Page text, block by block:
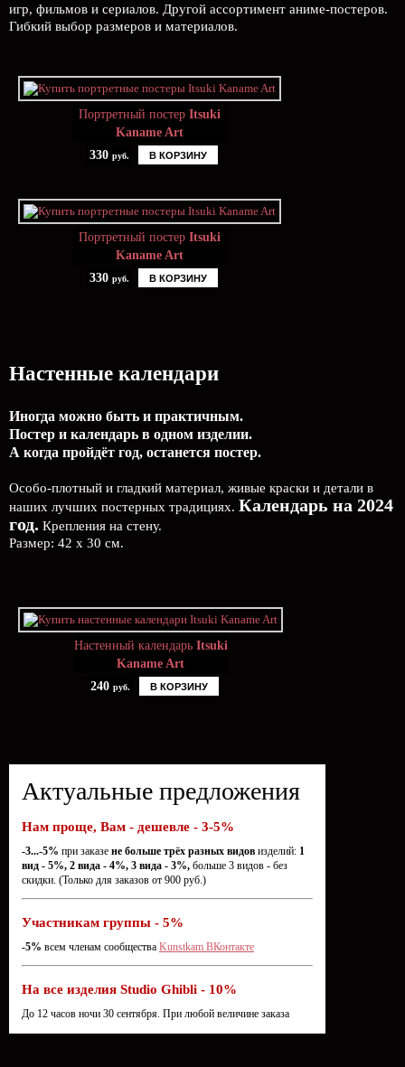
игр, фильмов и сериалов. Другой ассортимент аниме-постеров.
Гибкий выбор размеров и материалов.
Портретный постер Itsuki
Kaname Art
330 руб. В КОРЗИНУ
Портретный постер Itsuki
Kaname Art
330 руб. В КОРЗИНУ
Настенные календари
Иногда можно быть и практичным.
Постер и календарь в одном изделии.
А когда пройдёт год, останется постер.
Особо-плотный и гладкий материал, живые краски и детали в
наших лучших постерных традициях. Календарь на 2024
год. Крепления на стену.
Размер: 42 х 30 см.
Настенный календарь Itsuki
Kaname Art
240 руб. В КОРЗИНУ
Актуальные предложения
Нам проще, Вам - дешевле - 3-5%
-3...-5% при заказе не больше трёх разных видов изделий: 1
вид - 5%, 2 вида - 4%, 3 вида - 3%, больше 3 видов - без
скидки. (Только для заказов от 900 руб.)
Участникам группы - 5%
-5% всем членам сообщества Kunstkam ВКонтакте
На все изделия Studio Ghibli - 10%
До 12 часов ночи 30 сентября. При любой величине заказа